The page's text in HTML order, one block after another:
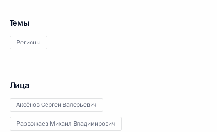
Темы
Регионы
Лица
Аксёнов Сергей Валерьевич
Развожаев Михаил Владимирович